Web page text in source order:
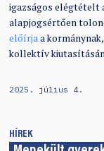
igazságos elégtételt
alapjogsértően
előírjaa
kollektív
2025. július 4.
HÍREK